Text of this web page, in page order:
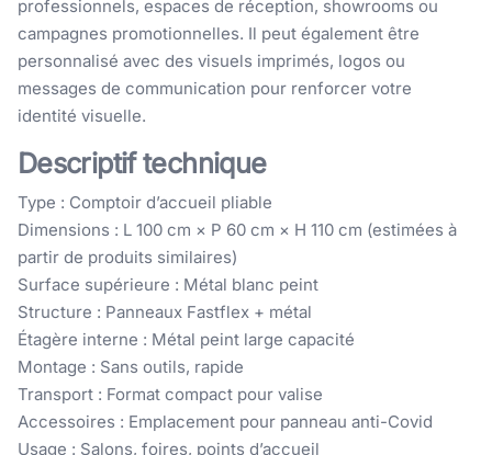
professionnels, espaces de réception, showrooms ou
campagnes promotionnelles. Il peut également être
personnalisé avec des visuels imprimés, logos ou
messages de communication pour renforcer votre
identité visuelle.
Descriptif technique
Type : Comptoir d’accueil pliable
Dimensions : L 100 cm × P 60 cm × H 110 cm (estimées à
partir de produits similaires)
Surface supérieure : Métal blanc peint
Structure : Panneaux Fastflex + métal
Étagère interne : Métal peint large capacité
Montage : Sans outils, rapide
Transport : Format compact pour valise
Accessoires : Emplacement pour panneau anti-Covid
Usage : Salons, foires, points d’accueil